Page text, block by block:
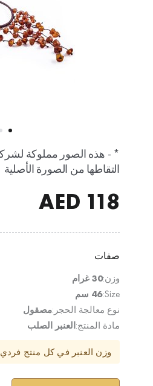
التقاطها من الصورة الأصلية
118
صفات
وزن:30 غرام
Size:46 سم
نوع معالجة الحجر:مصقول
مادة المنتج:العنبر الصلب
وزن العنبر في كل منتج فردي